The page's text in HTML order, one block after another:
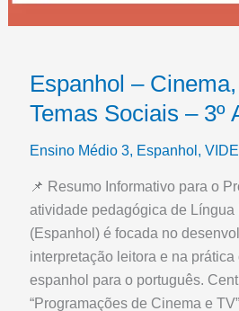
Espanhol –
Temas Sociais – 3º
Ensino Médio 3, Espanhol ,
📌 Resumo Informativo para o
atividade pedagógica de Língua
(Espanhol) é focada no
interpretação leitora e na prática
espanhol para o português.
“Programações de Cinema e